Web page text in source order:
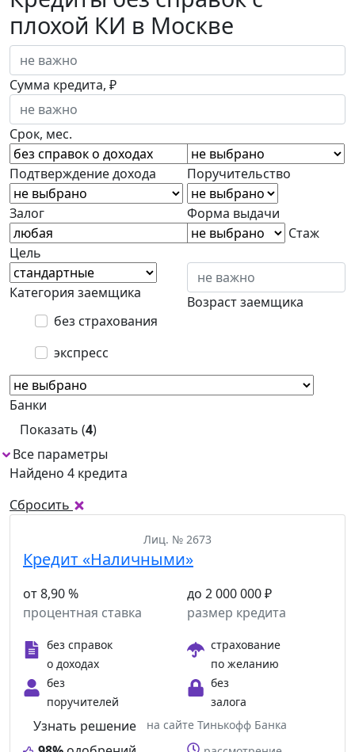
плохой КИ в Москве
Сумма кредита, ₽
Срок, мес.
Подтверждение дохода Поручительство
Залог Форма выдачи
Цель
Стаж
Категория заемщика
Возраст заемщика
без страхования
экспресс
Банки
Показать (4)
Все параметры
Найдено 4 кредита
Сбросить
Лиц. № 2673
Кредит «Наличными»
от 8,90 %
процентная ставка
до 2 000 000 ₽
размер кредита
без справок
о доходах
страхование
по желанию
без
поручителей
без
залога
Узнать решение
на сайте Тинькофф Банка